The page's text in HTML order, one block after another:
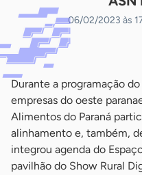
06/02/2023 às
Durante a programação
empresas do oeste
Alimentos do Paraná
alinhamento e, também,
integrou agenda do
pavilhão do Show Rural